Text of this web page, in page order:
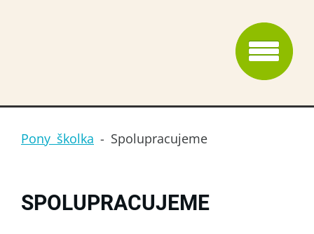
Pony školka - Spolupracujeme
SPOLUPRACUJEME